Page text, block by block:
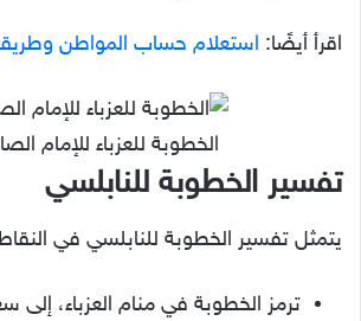
اقرأ أيضًا: استعلام حساب المواطن
الخطوبة للعزباء للإمام
تفسير الخطوبة للنابلسي
يتمثل تفسير الخطوبة للنابلسي في النقاط
ترمز الخطوبة في منام العزباء،